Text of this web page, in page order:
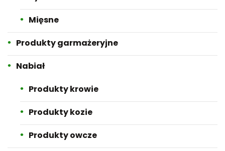
Mięsne
Produkty garmażeryjne
Nabiał
Produkty krowie
Produkty kozie
Produkty owcze